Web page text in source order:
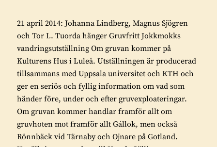
21 april 2014: Johanna Lindberg, Magnus Sjögren
och Tor L. Tuorda hänger Gruvfritt Jokkmokks
vandringsutställning Om gruvan kommer på
Kulturens Hus i Luleå. Utställningen är producerad
tillsammans med Uppsala universitet och KTH och
ger en seriös och fyllig information om vad som
händer före, under och efter gruvexploateringar.
Om gruvan kommer handlar framför allt om
gruvhoten mot framför allt Gállok, men också
Rönnbäck vid Tärnaby och Ojnare på Gotland.